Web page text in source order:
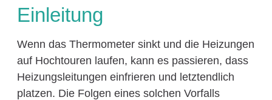
Einleitung
Wenn das Thermometer sinkt und die Heizungen
auf Hochtouren laufen, kann es passieren, dass
Heizungsleitungen einfrieren und letztendlich
platzen. Die Folgen eines solchen Vorfalls